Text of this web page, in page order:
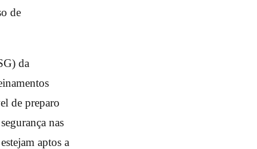
de
da
de preparo
nas
aptos a